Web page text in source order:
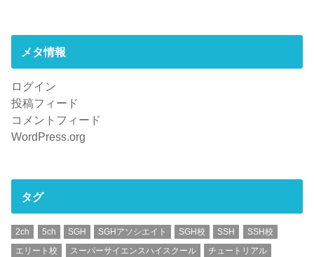
メタ情報
ログイン
投稿フィード
コメントフィード
WordPress.org
タグ
2ch 5ch SGH SGHアソシエイト SGH校 SSH
SSH校
エリート校
スーパーサイエンスハイスクール
チュートリアル